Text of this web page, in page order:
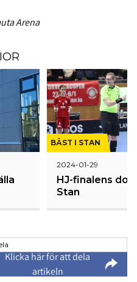
Arena
BÄST I STAN
2024-01-29
HJ-finalens
Stan
Klicka här för att dela
artikeln